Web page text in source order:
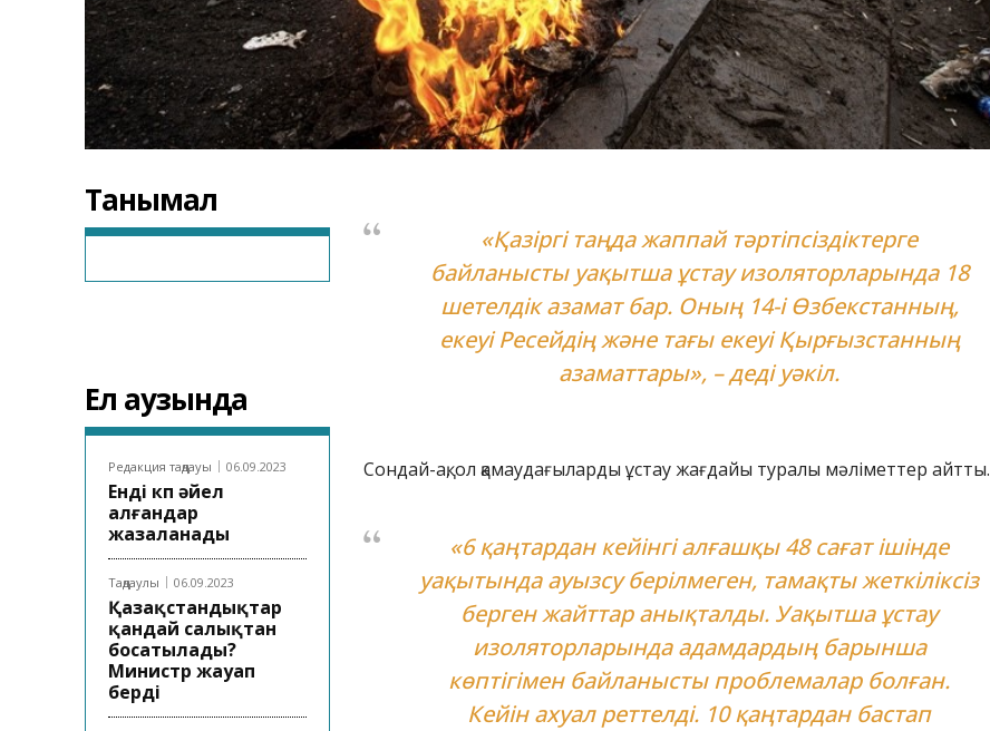
Танымал
Ел аузында
Редакция таңдауы 06.09.2023
Енді көп әйел
алғандар
жазаланады
Таңдаулы 06.09.2023
Қазақстандықтар
қандай салықтан
босатылады?
Министр жауап
берді
«Қазіргі таңда жаппай тәртіпсіздіктерге
байланысты уақытша ұстау изоляторларында 18
шетелдік азамат бар. Оның 14-і Өзбекстанның,
екеуі Ресейдің және тағы екеуі Қырғызстанның
азаматтары», – деді уәкіл.
Сондай-ақ, ол қамаудағыларды ұстау жағдайы туралы мәліметтер айтты.
«6 қаңтардан кейінгі алғашқы 48 сағат ішінде
уақытында ауызсу берілмеген, тамақты жеткіліксіз
берген жайттар анықталды. Уақытша ұстау
изоляторларында адамдардың барынша
көптігімен байланысты проблемалар болған.
Кейін ахуал реттелді. 10 қаңтардан бастап